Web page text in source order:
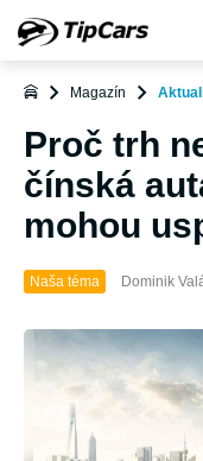
Magazín
Proč trh
čínská
mohou
Naša téma Dominik